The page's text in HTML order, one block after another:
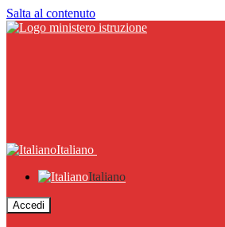
Salta al contenuto
Italiano
Italiano
Accedi